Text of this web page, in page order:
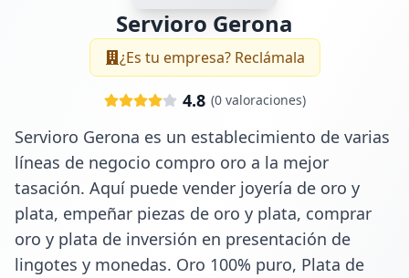
Servioro Gerona
¿Es tu empresa? Reclámala
4.8 (0valoraciones)
Servioro Gerona es un establecimiento de varias
líneas de negocio compro oro a la mejor
tasación. Aquí puede vender joyería de oro y
plata, empeñar piezas de oro y plata, comprar
oro y plata de inversión en presentación de
lingotes y monedas. Oro 100% puro, Plata de